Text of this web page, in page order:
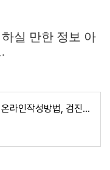
실 만한 정보 아
영유아건강검진문진표 온라인작성방법, 검진시기정보